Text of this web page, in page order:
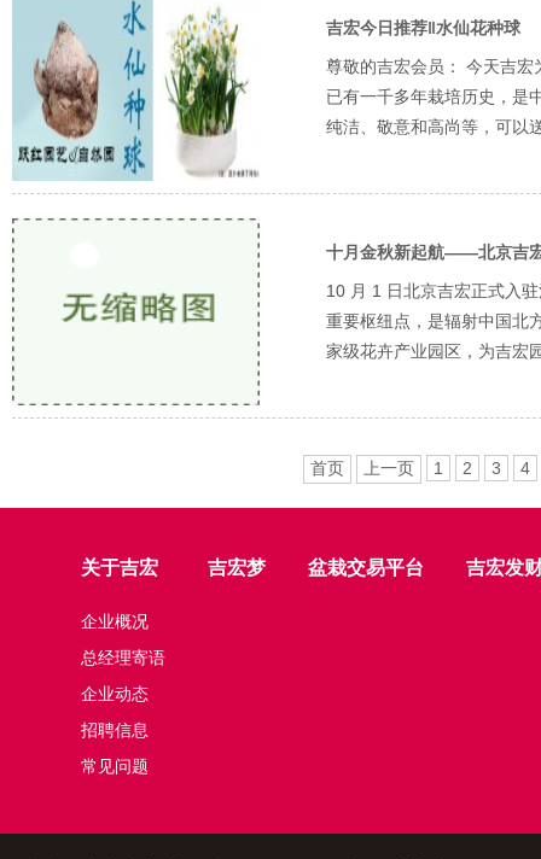
吉宏今日推荐‖水仙花种球
尊敬的吉宏会员： 今天吉
已有一千多年栽培历史，是
纯洁、敬意和高尚等，可以
十月金秋新起航——北京吉
10 月 1 日北京吉宏正式入
重要枢纽点，是辐射中国北
家级花卉产业园区，为吉宏
首页 上一页 1 2 3 4
关于吉宏
企业概况
总经理寄语
企业动态
招聘信息
常见问题
吉宏梦 盆栽交易平台 吉宏发